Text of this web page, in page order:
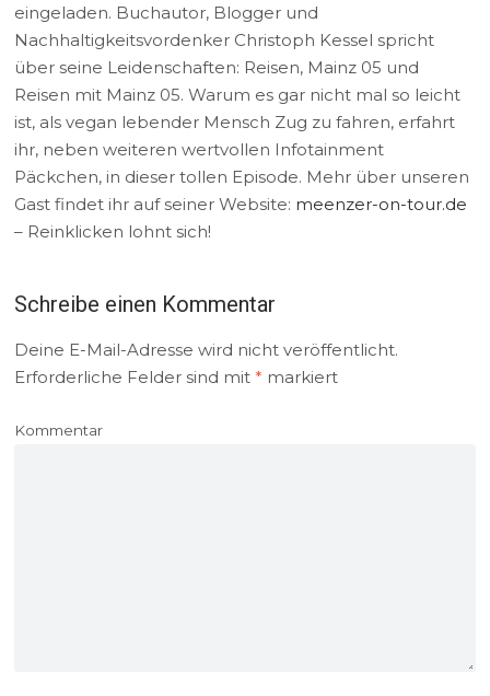
eingeladen. Buchautor, Blogger und
Nachhaltigkeitsvordenker Christoph Kessel spricht
über seine Leidenschaften: Reisen, Mainz 05 und
Reisen mit Mainz 05. Warum es gar nicht mal so leicht
ist, als vegan lebender Mensch Zug zu fahren, erfahrt
ihr, neben weiteren wertvollen Infotainment
Päckchen, in dieser tollen Episode. Mehr über unseren
Gast findet ihr auf seiner Website: meenzer-on-tour.de
– Reinklicken lohnt sich!
Schreibe einen Kommentar
Deine E-Mail-Adresse wird nicht veröffentlicht.
Erforderliche Felder sind mit* markiert
Kommentar